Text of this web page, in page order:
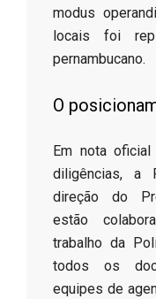
modus
locais foi
pernambucano.
​O
​Em nota
diligências, a
direção do
estão
trabalho da
todos os
equipes de